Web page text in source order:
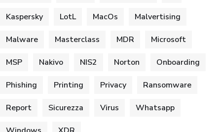
Kaspersky LotL MacOs Malvertising
Malware Masterclass MDR Microsoft
MSP Nakivo NIS2 Norton Onboarding
Phishing Printing Privacy Ransomware
Report Sicurezza Virus Whatsapp